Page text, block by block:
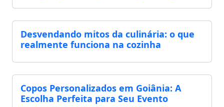
Desvendando mitos da culinária: o que
realmente funciona na cozinha
Copos Personalizados em Goiânia: A
Escolha Perfeita para Seu Evento